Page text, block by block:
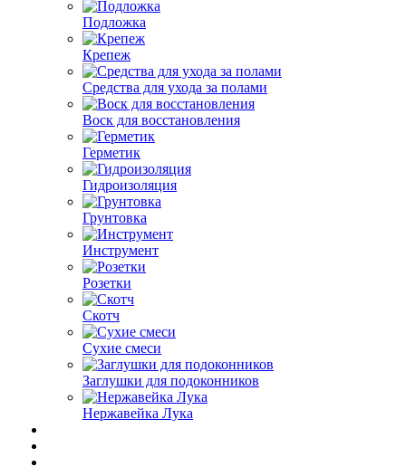
Подложка
Крепеж
Средства для ухода за полами
Воск для восстановления
Герметик
Гидроизоляция
Грунтовка
Инструмент
Розетки
Скотч
Сухие смеси
Заглушки для подоконников
Нержавейка Лука